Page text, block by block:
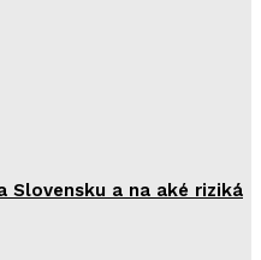
Slovensku a na aké riziká